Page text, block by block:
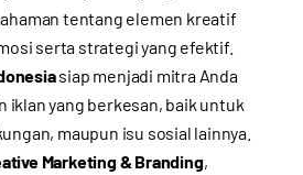
tentang elemen kreatif
serta strategi yang efektif.
siap menjadi mitra Anda
iklan yang berkesan, baik untuk
maupun isu sosial lainnya.
Marketing & Branding,